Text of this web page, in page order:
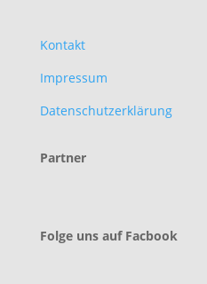
Kontakt
Impressum
Datenschutzerklärung
Partner
Folge uns auf Facbook